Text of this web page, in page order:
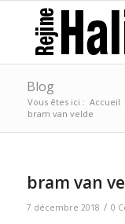
Blog
Vous êtes ici : Accueil
bram van velde
bram van
7 décembre 2018 / 0